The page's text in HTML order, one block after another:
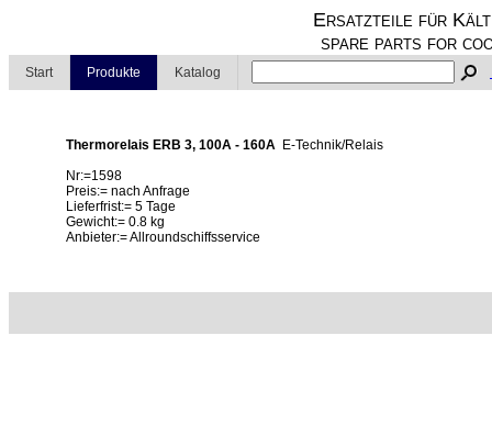
Ersatzteile für
spare parts for
Start Produkte Katalog
Thermorelais ERB 3, 100A - 160AE-Technik/Relais
Nr:=1598
Preis:= nach Anfrage
Lieferfrist:= 5 Tage
Gewicht:= 0.8 kg
Anbieter:= Allroundschiffsservice